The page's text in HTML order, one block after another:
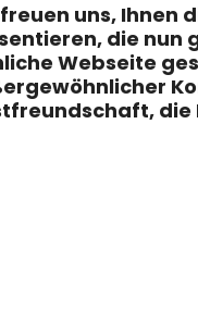
uns, Ihnen
die nun
Webseite
die